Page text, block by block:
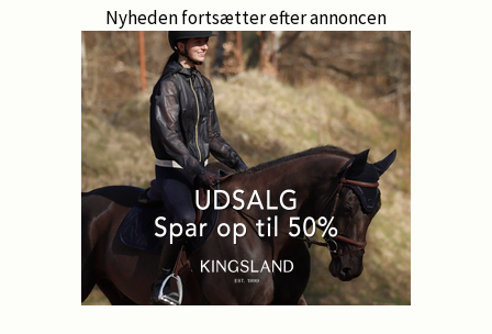
Nyheden fortsætter efter annoncen